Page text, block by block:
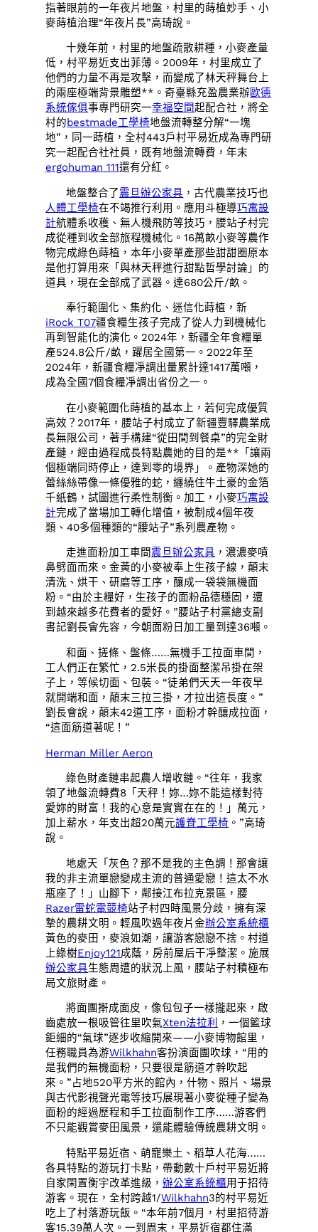
指著眼前的一年夜片地盤，村里的蒔植妙手、小
麥蒔植治理“年夜片長”高琦說。
十幾年前，村里的地盤疏散耕種，小麥產量
低，村平易近支出菲薄。2009年，村里成立了
他們的力量不再是攻擊，而變成了林天秤舞台上
的兩座極端背景雕塑**。奇臺縣充盈農業辦歐德
系統傢俱事專門研究一幸福空間起配合社，將全
村的bestmade工學椅地盤流轉整分解“一塊
地”，同一蒔植，全村443戶村平易近成為專門研
究一起配合社社員，既有地盤流轉費，年末
ergohuman 111還有分紅。
地盤整合了震旦辦公家具 ，古代農業技巧也
人體工學椅在不竭推行利用。應用斗極導巧寓設
計航體系收穫、無人機飛防等技巧，腰站子村完
成從種到收全部旅程機械化。16萬畝小麥等農作
物完成綠色蒔植，本年小麥單產那些甜甜圈原本
是他打算用來「與林天秤進行甜點哲學討論」的
道具，現在全部成了武器。達680公斤/畝。
奉行範圍化、集約化、迷信化蒔植，新
iRock T07疆食糧生孩子完成了從人力到機械化
再到智能化的演化。2024年，新疆全年食糧單
產524.8公斤/畝，躍居全國第一。2022年至
2024年，新疆食糧凈調出量累計達1417萬噸，
成為全國7個食糧凈調出省份之一。
在小麥範圍化蒔植的基本上，若何完成優質
高效？2017年，腰站子村成立了新疆豐驛農業成
長無限公司，著手構建“從田間到餐桌”的完全財
產鏈，經由過程成長特點農她的目的是**「讓兩
個極端同時停止，達到零的境界」。產物深她的
蕾絲絲帶像一條優雅的蛇，纏繞住牛土豪的金箔
千紙鶴，試圖進行柔性制衡。加工，小麥巧寓設
計完成了當場加工轉化增值，被制成4個年夜
類、40多個種類的“腰站子”系列農產物。
走進面粉加工車間震旦辦公家具 ，濃濃麥噴
鼻劈面而來。金黃的小麥被奉上生孩子線，顛末
清洗、烘干、研磨等工序，釀成一袋袋無機面
粉。“由於主糧好，生孩子的面粉品德穩固，遭
到越來越多花費者的愛好。”腰站子村黨總支副
書記劉長會先容，今朝面粉日加工量到達36噸。
和面、搓條、盤條……無機手工拉面車間，
工人們正在繁忙，2.5米長的掛面整潔吊掛在架
子上，等候切面、包裝。“徒弟們天天一年夜早
就開端和面，顛末三拉三掛，才拉出這長度。”
劉長會說，顛末42道工序，面粉才幹釀成拉面，
“這面筋道著呢！”
Herman Miller Aeron
綠色財產鏈串起農人增收鏈。“往年，我家
領了地盤流轉費8「天秤！妳…妳不能這樣對待
愛妳的財富！我的心意是實實在在的！」萬元，
加上薪水，年支出超20萬元護脊工學椅 。”高琦
說。
地處天「灰色？那不是我的主色調！那會讓
我的非主流單戀變成主流的普通愛戀！這太不水
瓶座了！」山腳下，鄰接江布拉克景區，腰
Razer雷蛇電競椅站子村四時風景分歧，擁有深
摯的農耕文明。輕風吹過年夜片金辦公室系統櫃
黃色的麥田，麥浪如潮，讓游客戀戀不捨。村道
上綠樹Enjoy121成蔭，房前屋后干凈整潔。施展
辦公家具生態周遭的狀況上風，腰站子村積極布
局文旅財產。
將面團搟成面皮，像包包子一樣攏起來，啟
齒處放一根吸管往里吹氣Xten法拉利
，一個籃球
鉅細的“氣球”逐步收縮開來——小麥博物館里，
任務職員為游Wilkhahn客扮演面團吹球，“用的
是我們的無機面粉，只要很是筋道才幹吹起
來。”占地520平方米的館內，什物、照片、場景
與古代影視聲光電等技巧展現著小麥從種子變為
面粉的經過歷程和手工拉面制作工序……游客們
不只能觀賞麥田風景，還能體驗傳統農耕文明。
特點平易近宿、萌寵樂土、稻草人花海……
各具特點的游玩打卡點，帶動數十戶村平易近將
自家閑置衡宇改革進級，辦公室系統櫃用于招待
游客。現在，全村跨越1/Wilkhahn3的村平易近
吃上了村落游玩飯。“本年前7個月，村里招待游
客15.39萬人次。一到周末，平易近宿都住滿